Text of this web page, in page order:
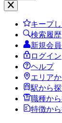
キープ
検索履歴
新規会
ログイン
ヘルプ
エリア
駅から
職種か
特徴か